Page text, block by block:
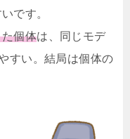
です。
個体は、同じモデ
すい。結局は個体の